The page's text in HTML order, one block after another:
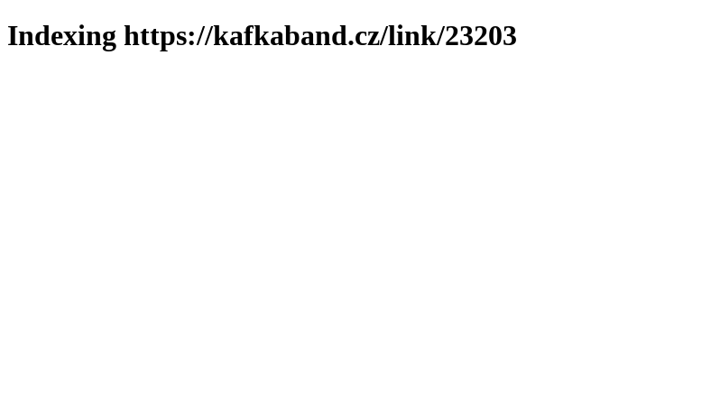
Indexing https://kafkaband.cz/link/23203